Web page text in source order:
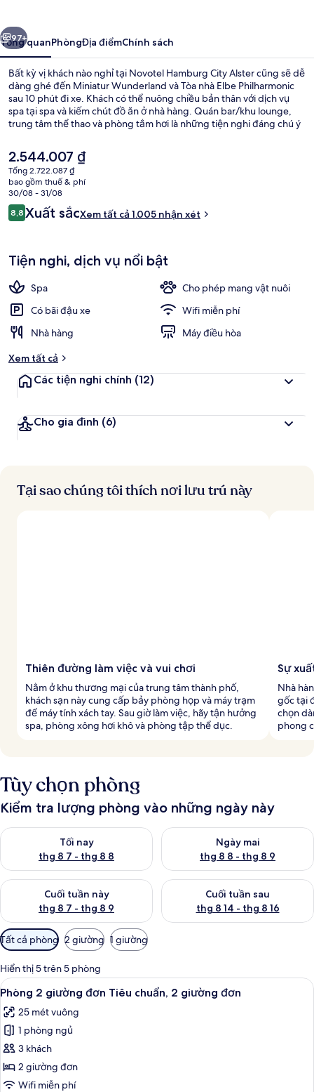
Tiếp
97+
Tổng quanPhòngĐịa điểmChính sách
Bất kỳ vị khách nào nghỉ tại Novotel Hamburg City Alster cũng sẽ dễ
dàng ghé đến Miniatur Wunderland và Tòa nhà Elbe Philharmonic
sau 10 phút đi xe. Khách có thể nuông chiều bản thân với dịch vụ
spa tại spa và kiếm chút đồ ăn ở nhà hàng. Quán bar/khu lounge,
trung tâm thể thao và phòng tắm hơi là những tiện nghi đáng chú ý
nhân viên nhiệt tình. Nơi lưu trú nằm cách dịch vụ giao thông công
cộng một quãng đi bộ ngắn: cách Ga U-Bahn Lubecker Street 4
phút và Ga U-Bahn Lohmuhlenstrasse 5 phút.
Giá
hiện
tại
là
2.544.007 ₫
2.544.007 ₫
Tổng 2.722.087 ₫
bao gồm thuế & phí
30/08 - 31/08
Nhận
xét
8,88,8 trên 10,
Xuất sắcXem tất cả 1.005 nhận xét
Tiện nghi, dịch vụ nổi bật
Spa
Cho phép mang vật nuôi
Có bãi đậu xe
Wifi miễn phí
Nhà hàng
Máy điều hòa
Xem tất cả
Các tiện nghi chính (12)
Cho gia đình (6)
Tại sao chúng tôi thích nơi lưu trú này
Thiên đường làm việc và vui chơi
Nằm ở khu thương mại của trung tâm thành phố,
khách sạn này cung cấp bảy phòng họp và máy trạm
để máy tính xách tay. Sau giờ làm việc, hãy tận hưởng
spa, phòng xông hơi khô và phòng tập thể dục.
Sự
Nhà
gốc tại
chọn
phong
Tùy chọn phòng
Kiểm tra lượng phòng vào những ngày này
Tối nay
thg 8 7 - thg 8 8
Kiểm tra lượng phòng tối nay từ thg 8 7 - thg 8 8
Ngày mai
thg 8 8 - thg 8 9
Kiểm tra lượng phòng ngày
Cuối tuần này
thg 8 7 - thg 8 9
Kiểm tra lượng phòng cuối tuần này từ thg 8 7 - thg 8 9
Cuối tuần sau
thg 8 14 - thg 8 16
Kiểm tra lượng phòng cuối
Bộ
lọc
có
thể
dùng
để
lọc
tìm
phòng
Tất cả phòng 2 giường 1 giường
Hiển thị 5 trên 5 phòng
Xem
tất
cả
ảnh
Phòng
2
giường
Buồng tắm vòi sen, vòi sen phun mưa
5
Phòng 2 giường đơn Tiêu chuẩn, 2 giường đơn
25 mét vuông
1 phòng ngủ
3 khách
2 giường đơn
Wifi miễn phí